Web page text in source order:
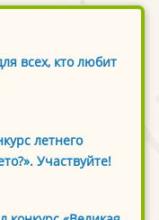
всех, кто любит
летнего
Участвуйте!